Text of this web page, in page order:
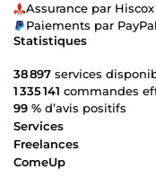
Assurance par Hiscox
Paiements par
Statistiques
38 897 services
1 335 141 commandes
99 % d’avis positifs
Services
Freelances
ComeUp